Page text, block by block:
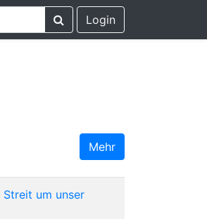
Login
Mehr
um unser